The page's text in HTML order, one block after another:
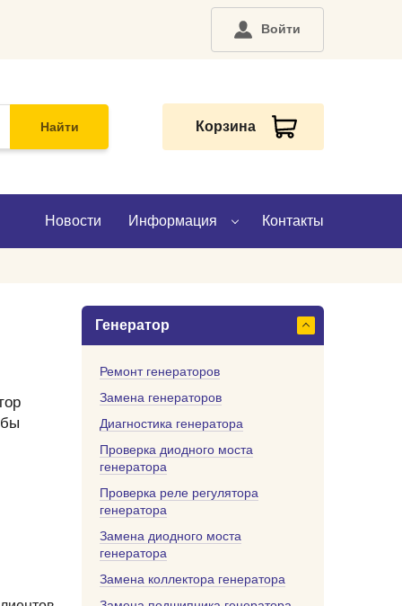
Войти
Найти Корзина
Новости Информация
Доставка
Оплата
Контакты
Генератор
Ремонт генераторов
Замена генераторов
Диагностика генератора
Проверка диодного моста
генератора
Проверка реле регулятора
генератора
Замена диодного моста
генератора
Замена коллектора генератора